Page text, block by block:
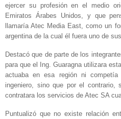
ejercer su profesión en el medio
Emiratos Árabes Unidos, y que
llamaría Atec Media East, como un
argentina de la cual él fuera uno de
Destacó que de parte de los
para que el Ing. Guaragna utilizara
actuaba en esa región ni
ingeniero, sino que por el contrario,
contratara los servicios de Atec SA
Puntualizó que no existe relación